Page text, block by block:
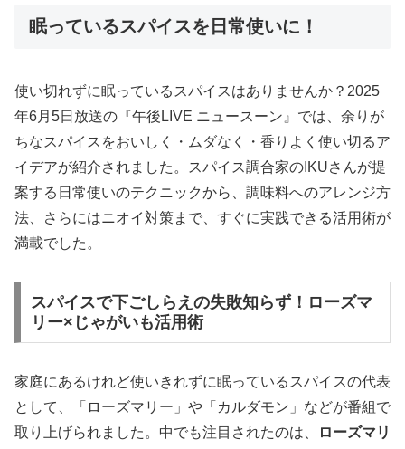
眠っているスパイスを日常使いに！
使い切れずに眠っているスパイスはありませんか？2025
年6月5日放送の『午後LIVE ニュースーン』では、余りが
ちなスパイスをおいしく・ムダなく・香りよく使い切るア
イデアが紹介されました。スパイス調合家のIKUさんが提
案する日常使いのテクニックから、調味料へのアレンジ方
法、さらにはニオイ対策まで、すぐに実践できる活用術が
満載でした。
スパイスで下ごしらえの失敗知らず！ローズマ
リー×じゃがいも活用術
家庭にあるけれど使いきれずに眠っているスパイスの代表
として、「ローズマリー」や「カルダモン」などが番組で
取り上げられました。中でも注目されたのは、
ローズマリ